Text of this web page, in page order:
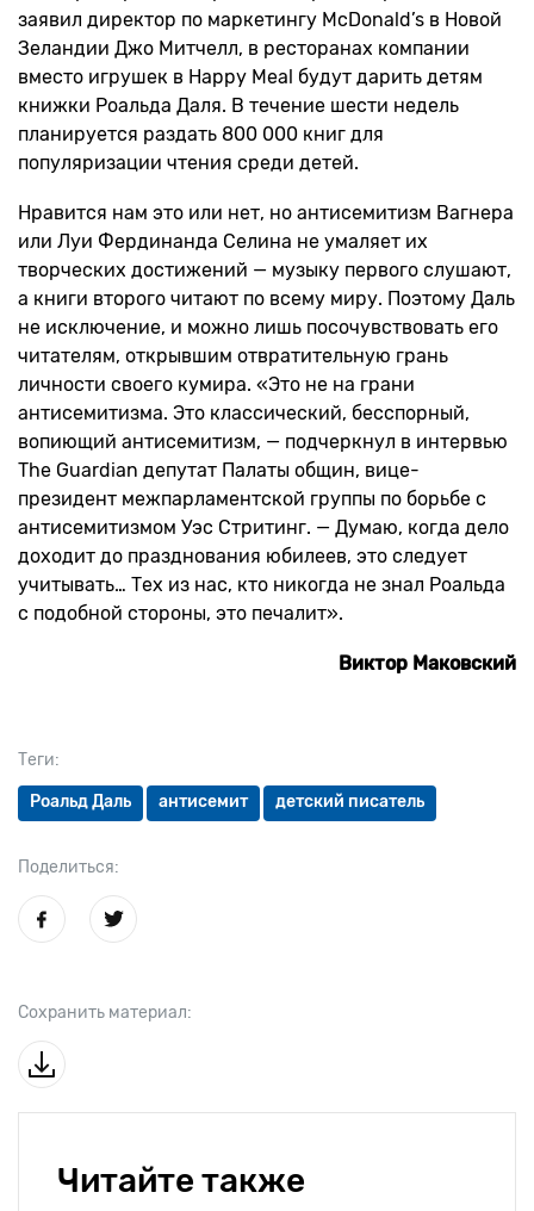
Теги:
Роальд Даль антисемит детский писатель
Поделиться:
Сохранить материал:
заявил директор по маркетингу McDonald’s в Новой
Зеландии Джо Митчелл, в ресторанах компании
вместо игрушек в Happy Meal будут дарить детям
книжки Роальда Даля. В течение шести недель
планируется раздать 800 000 книг для
популяризации чтения среди детей.
Нравится нам это или нет, но антисемитизм Вагнера
или Луи Фердинанда Селина не умаляет их
творческих достижений — музыку первого слушают,
а книги второго читают по всему миру. Поэтому Даль
не исключение, и можно лишь посочувствовать его
читателям, открывшим отвратительную грань
личности своего кумира. «Это не на грани
антисемитизма. Это классический, бесспорный,
вопиющий антисемитизм, — подчеркнул в интервью
The Guardian депутат Палаты общин, вице-
президент межпарламентской группы по борьбе с
антисемитизмом Уэс Стритинг. — Думаю, когда дело
доходит до празднования юбилеев, это следует
учитывать… Тех из нас, кто никогда не знал Роальда
с подобной стороны, это печалит».
Виктор Маковский
Читайте также